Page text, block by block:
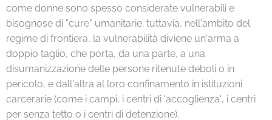
come donne sono spesso considerate vulnerabili e
bisognose di "cure" umanitarie; tuttavia, nell'ambito del
regime di frontiera, la vulnerabilità diviene un'arma a
doppio taglio, che porta, da una parte, a una
disumanizzazione delle persone ritenute deboli o in
pericolo, e dall'altra al loro confinamento in istituzioni
carcerarie (come i campi, i centri di 'accoglienza', i centri
per senza tetto o i centri di detenzione).